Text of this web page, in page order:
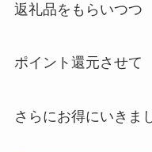
返礼品をもらいつつ
ポイント還元させて
さらにお得にいきま